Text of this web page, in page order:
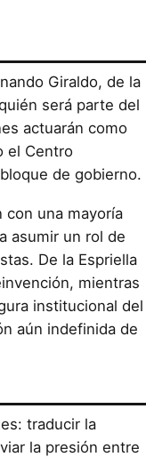
Giraldo, de la
será parte del
actuarán como
el Centro
de gobierno.
con una mayoría
asumir un rol de
De la Espriella
mientras
institucional del
aún indefinida de
traducir la
la presión entre